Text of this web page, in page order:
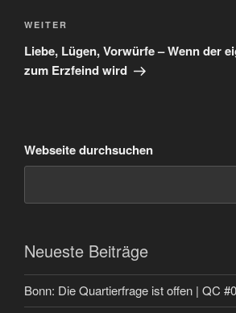
Nächster
Beitrag
WEITER
Liebe, Lügen, Vorwürfe – Wenn der
zum Erzfeind wird
Webseite durchsuchen
Neueste Beiträge
Bonn: Die Quartierfrage ist offen | QC